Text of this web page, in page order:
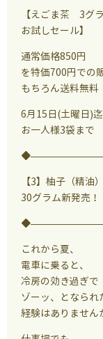
【えごま茶 3グ
お試しセール】
通常価格850円
を特価700円での
もちろん送料無料
6月15日(土曜日)迄
お一人様3袋まで
【3】柚子（精油
30グラム新発売！
これから夏、
電車に乗ると、
冷房の効き過ぎで
ゾーッ、となられ
経験はありません